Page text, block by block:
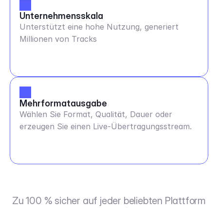
Unternehmensskala
Unterstützt eine hohe Nutzung, generiert
Millionen von Tracks
Mehrformatausgabe
Wählen Sie Format, Qualität, Dauer oder
erzeugen Sie einen Live-Übertragungsstream.
Zu 100 % sicher auf jeder beliebten Plattform